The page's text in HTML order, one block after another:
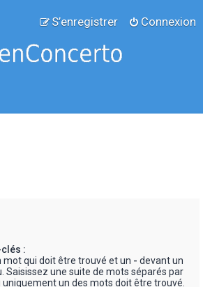
Connexion
S’enregistrer
:
mot qui doit être trouvé et un - devant un
Saisissez une suite de mots séparés par
un des mots doit être trouvé.